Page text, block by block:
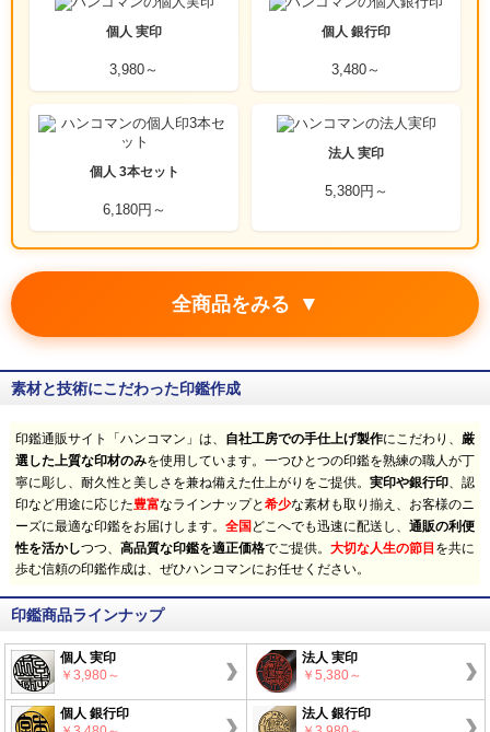
個人 実印
3,980～
個人 銀行印
3,480～
個人 3本セット
6,180円～
法人 実印
5,380円～
全商品をみる ▼
素材と技術にこだわった印鑑作成
印鑑通販サイト「ハンコマン」は、 自社工房での手仕上げ製作にこだわり、
厳
選した上質な印材のみを使用しています。一つひとつの印鑑を熟練の職人が丁
寧に彫し、耐久性と美しさを兼ね備えた仕上がりをご提供。 実印や銀行印、認
印など用途に応じた豊富なラインナップと希少な素材も取り揃え、お客様のニ
ーズに最適な印鑑をお届けします。 全国 どこへでも迅速に配送し、 通販の利便
性を活かしつつ、 高品質な印鑑を適正価格でご提供。 大切な人生の節目 を共に
歩む信頼の印鑑作成は、ぜひハンコマンにお任せください。
印鑑商品ラインナップ
個人 実印
￥3,980～
法人 実印
￥5,380～
個人 銀行印 法人 銀行印